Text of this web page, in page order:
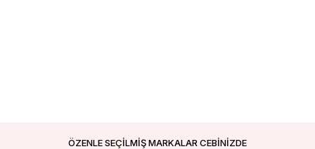
ÖZENLE SEÇİLMİŞ MARKALAR CEBİNİZDE